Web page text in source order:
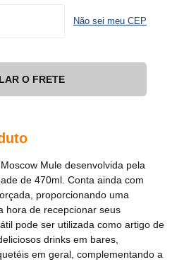
Não sei meu CEP
O FRETE
Mule desenvolvida pela
de 470ml. Conta ainda com
proporcionando uma
hora de recepcionar seus
pode ser utilizada como artigo de
drinks em bares,
em geral, complementando a